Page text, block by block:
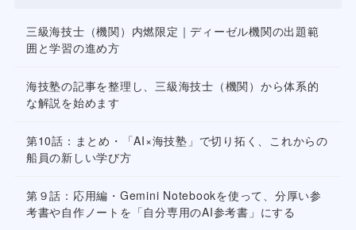
三級海技士（機関）内燃限定｜ディーゼル機関の出題範
囲と学習の進め方
海技塾の記事を整理し、三級海技士（機関）から体系的
な解説を始めます
第10話：まとめ・「AI×海技塾」で切り拓く、これからの
船員の新しい学び方
第９話：応用編・Gemini Notebookを使って、分厚い参
考書や自作ノートを「自分専用のAI参考書」にする